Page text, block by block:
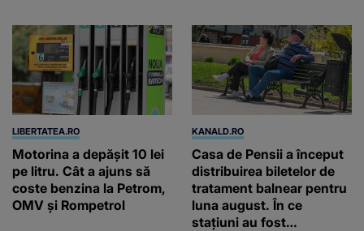
LIBERTATEA.RO
Motorina a depășit 10 lei
pe litru. Cât a ajuns să
coste benzina la Petrom,
OMV și Rompetrol
KANALD.RO
Casa de Pensii a început
distribuirea biletelor de
tratament balnear pentru
luna august. În ce
stațiuni au fost